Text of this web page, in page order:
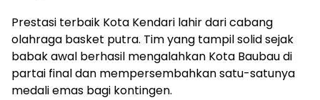
Prestasi terbaik Kota Kendari lahir dari cabang
olahraga basket putra. Tim yang tampil solid sejak
babak awal berhasil mengalahkan Kota Baubau di
partai final dan mempersembahkan satu-satunya
medali emas bagi kontingen.